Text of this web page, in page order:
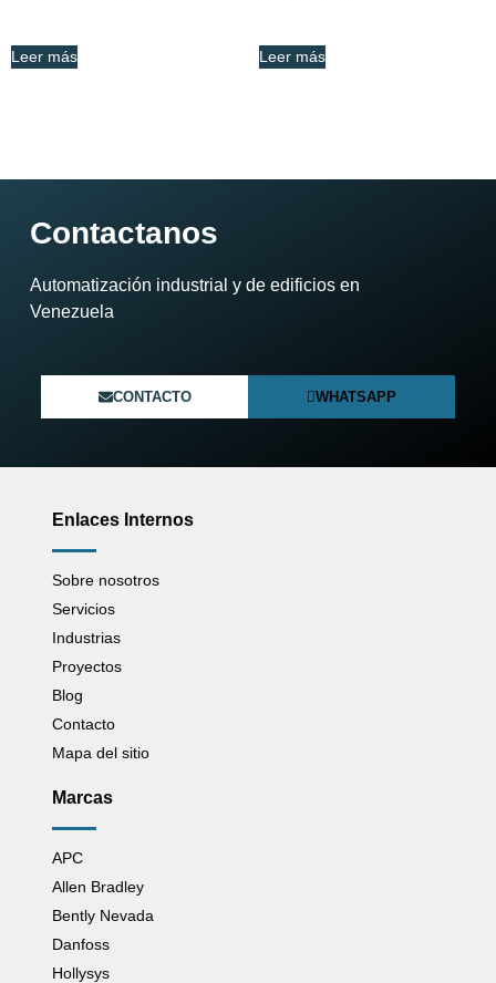
Leer más Leer más
Contactanos
Automatización industrial y de edificios en
Venezuela​
CONTACTO WHATSAPP
Enlaces Internos
Sobre nosotros
Servicios
Industrias
Proyectos
Blog
Contacto
Mapa del sitio
Marcas
APC
Allen Bradley
Bently Nevada
Danfoss
Hollysys